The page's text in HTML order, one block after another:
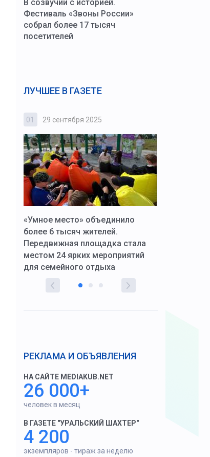
В созвучии с историей.
Фестиваль «Звоны России»
собрал более 17 тысяч
посетителей
ЛУЧШЕЕ В ГАЗЕТЕ
01 29 сентября 2025
«Умное место» объединило
более 6 тысяч жителей.
Передвижная площадка стала
местом 24 ярких мероприятий
для семейного отдыха
РЕКЛАМА И ОБЪЯВЛЕНИЯ
НА САЙТЕ MEDIAKUB.NET
26 000+
человек в месяц
В ГАЗЕТЕ "УРАЛЬСКИЙ ШАХТЕР"
4 200
экземпляров - тираж за неделю